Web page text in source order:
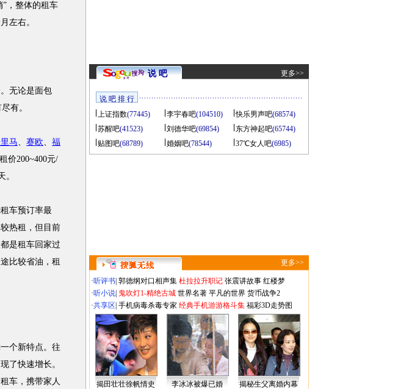
”，整体的租车
左右。
无论是面包
有。
马、 赛欧、 福
价200~400元/
。
车预订率最
热租，但目前
是租车回家过
比较省油，租
个新特点。往
了快速增长。
车，携带家人
说 吧 更多>>
说 吧 排 行
上证指数(77445) 李宇春吧(104510) 快乐男声吧(68574)
苏醒吧(41523) 刘德华吧(69854) 东方神起吧(65744)
贴图吧(68789) 婚姻吧(78544) 37℃女人吧(6985)
更多>>
·听评书 郭德纲对口相声集 杜拉拉升职记 张震讲故事 红楼梦
·听小说 鬼吹灯1-精绝古城 世界名著 平凡的世界 货币战争2
·共享区 手机病毒杀毒专家 经典手机游游格斗集 福彩3D走势图
揭田壮壮徐帆情史 李冰冰被爆已婚
揭秘生父离婚内幕